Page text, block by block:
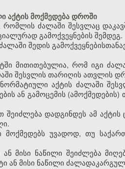
აქტის მოქმედება დროში
რომლის ძალაში შესვლაც
გამოქვეყნების შემდეგ.
შედის
მითითებულია, რომ იგი
შესვლის თარიღის ათვლის
ნორმატიული აქტის ძალაში
ან გამოცემის
შეიძლება დადგინდეს ამ
მოქმედებს უვადოდ, თუ
ან მისი ნაწილი შეიძლება
ან მისი ნაწილი